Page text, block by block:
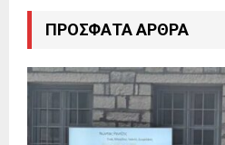
ΠΡΌΣΦΑΤΑ ΆΡΘΡΑ